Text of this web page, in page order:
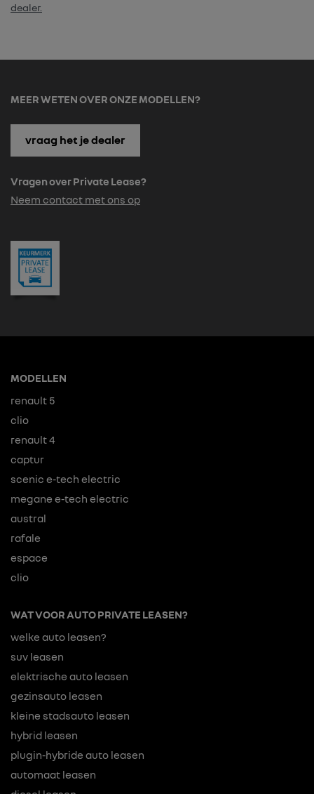
dealer.
MEER WETEN OVER ONZE MODELLEN?
vraag het je dealer
Vragen over Private Lease?
Neem contact met ons op
MODELLEN
renault 5
clio
renault 4
captur
scenic e-tech electric
megane e-tech electric
austral
rafale
espace
clio
WAT VOOR AUTO PRIVATE LEASEN?
welke auto leasen?
suv leasen
elektrische auto leasen
gezinsauto leasen
kleine stadsauto leasen
hybrid leasen
plugin-hybride auto leasen
automaat leasen